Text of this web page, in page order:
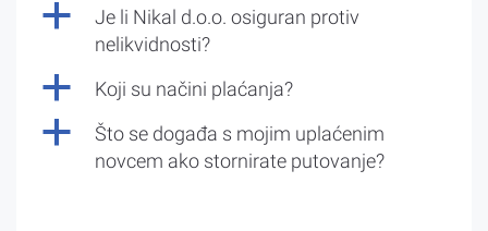
a
Je li Nikal d.o.o. osiguran protiv
nelikvidnosti?
a Koji su načini plaćanja?
a
Što se događa s mojim uplaćenim
novcem ako stornirate putovanje?